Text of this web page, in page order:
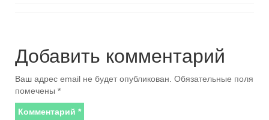
Добавить комментарий
Ваш адрес email не будет опубликован. Обязательные поля
помечены *
Комментарий *